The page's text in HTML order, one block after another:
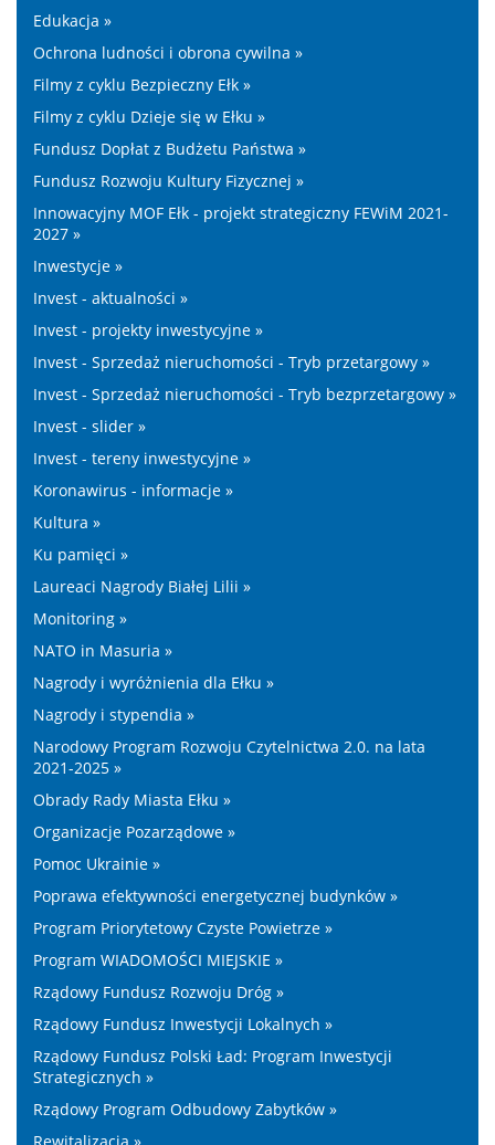
Edukacja »
Ochrona ludności i obrona cywilna »
Filmy z cyklu Bezpieczny Ełk »
Filmy z cyklu Dzieje się w Ełku »
Fundusz Dopłat z Budżetu Państwa »
Fundusz Rozwoju Kultury Fizycznej »
Innowacyjny MOF Ełk - projekt strategiczny FEWiM 2021-
2027 »
Inwestycje »
Invest - aktualności »
Invest - projekty inwestycyjne »
Invest - Sprzedaż nieruchomości - Tryb przetargowy »
Invest - Sprzedaż nieruchomości - Tryb bezprzetargowy »
Invest - slider »
Invest - tereny inwestycyjne »
Koronawirus - informacje »
Kultura »
Ku pamięci »
Laureaci Nagrody Białej Lilii »
Monitoring »
NATO in Masuria »
Nagrody i wyróżnienia dla Ełku »
Nagrody i stypendia »
Narodowy Program Rozwoju Czytelnictwa 2.0. na lata
2021-2025 »
Obrady Rady Miasta Ełku »
Organizacje Pozarządowe »
Pomoc Ukrainie »
Poprawa efektywności energetycznej budynków »
Program Priorytetowy Czyste Powietrze »
Program WIADOMOŚCI MIEJSKIE »
Rządowy Fundusz Rozwoju Dróg »
Rządowy Fundusz Inwestycji Lokalnych »
Rządowy Fundusz Polski Ład: Program Inwestycji
Strategicznych »
Rządowy Program Odbudowy Zabytków »